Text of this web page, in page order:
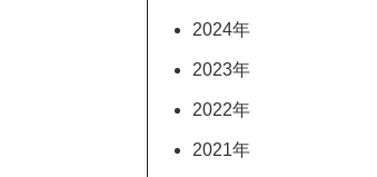
2024年
2023年
2022年
2021年